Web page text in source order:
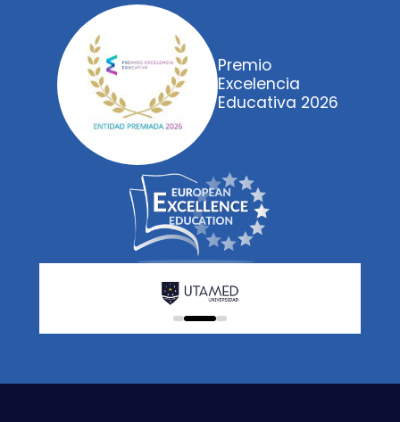
Premio
Excelencia
Educativa 2026
0 1 2